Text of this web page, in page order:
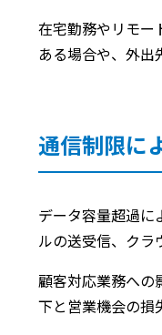
在宅勤務やリモー
ある場合や、外出
通信制限に
データ容量超過に
ルの送受信、クラ
顧客対応業務への
下と営業機会の損